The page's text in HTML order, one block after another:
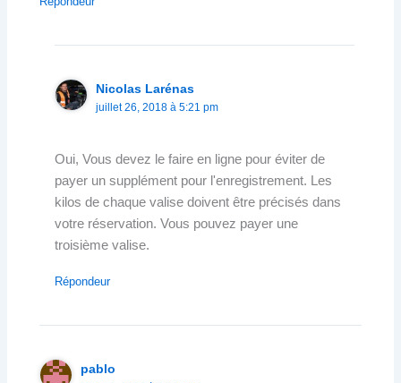
Nicolas Larénas
juillet 26, 2018 à 5:21 pm
Oui, Vous devez le faire en ligne pour éviter de
payer un supplément pour l'enregistrement. Les
kilos de chaque valise doivent être précisés dans
votre réservation. Vous pouvez payer une
troisième valise.
Répondeur
pablo